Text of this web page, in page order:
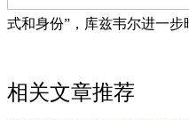
式和身份”，库兹韦尔进一步
相关文章推荐